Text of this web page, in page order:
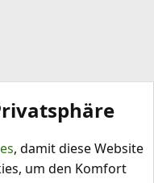
, damit diese Website
um den Komfort